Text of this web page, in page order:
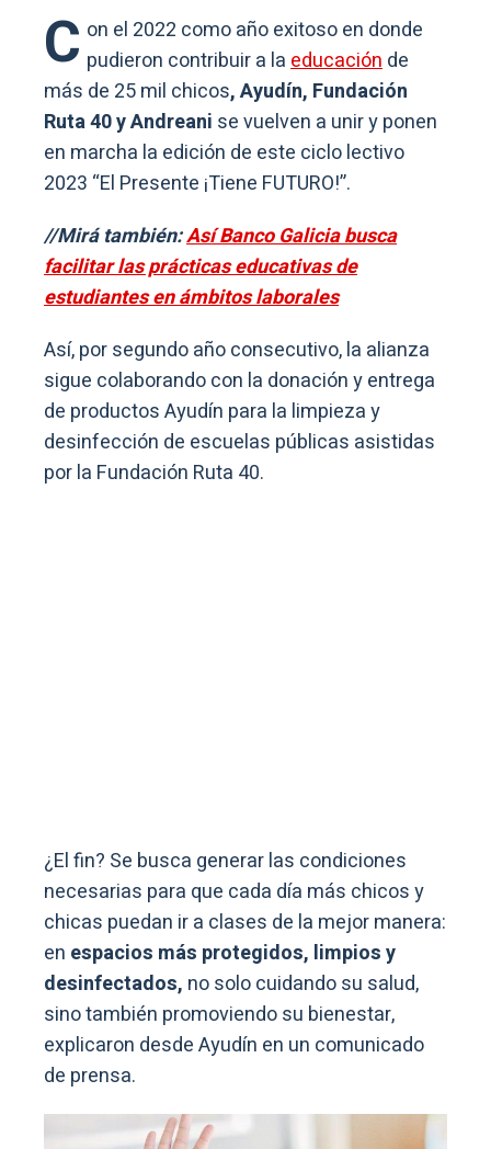
C on el 2022 como año exitoso en donde
pudieron contribuir a laeducaciónde
más de 25 mil chicos, Ayudín, Fundación
Ruta 40 y Andreani se vuelven a unir y ponen
en marcha la edición de este ciclo lectivo
2023 “El Presente ¡Tiene FUTURO!”.
//Mirá también:Así Banco Galicia busca
facilitar las prácticas educativas de
estudiantes en ámbitos laborales
Así, por segundo año consecutivo, la alianza
sigue colaborando con la donación y entrega
de productos Ayudín para la limpieza y
desinfección de escuelas públicas asistidas
por la Fundación Ruta 40.
¿El fin? Se busca generar las condiciones
necesarias para que cada día más chicos y
chicas puedan ir a clases de la mejor manera:
en espacios más protegidos, limpios y
desinfectados, no solo cuidando su salud,
sino también promoviendo su bienestar,
explicaron desde Ayudín en un comunicado
de prensa.